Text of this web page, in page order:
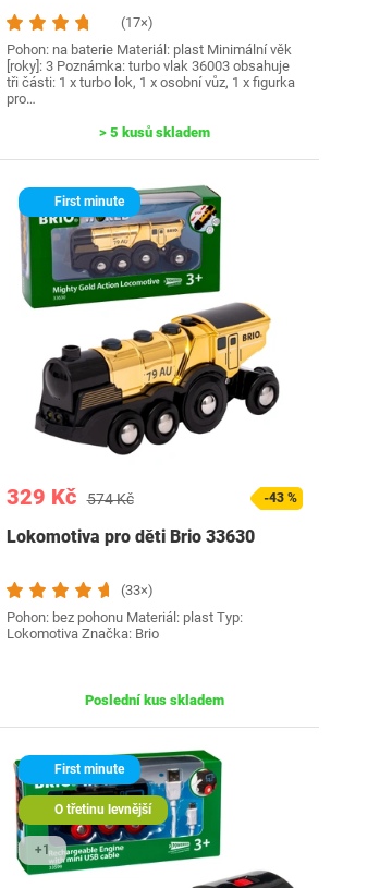
(17×)
Pohon: na baterie Materiál: plast Minimální věk
[roky]: 3 Poznámka: turbo vlak 36003 obsahuje
tři části: 1 x turbo lok, 1 x osobní vůz, 1 x figurka
pro…
> 5 kusů skladem
First minute
329 Kč 574 Kč -43 %
Lokomotiva pro děti Brio 33630
(33×)
Pohon: bez pohonu Materiál: plast Typ:
Lokomotiva Značka: Brio
Poslední kus skladem
First minute
O třetinu levnější
+1